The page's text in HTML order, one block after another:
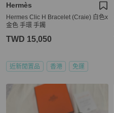
Hermès
Hermes Clic H Bracelet (Craie) 白色x
金色 手環 手鐲
TWD 15,050
近新閒置品 香港 免運